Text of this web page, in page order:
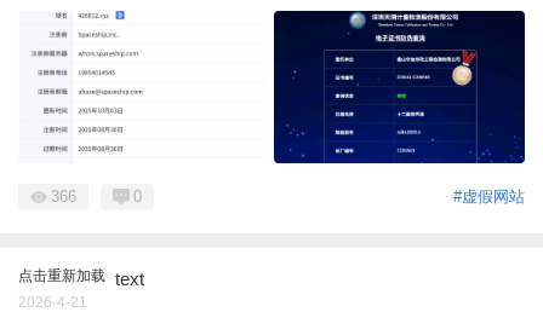
#虚假网站
366 0
点击重新加载 text
2026-4-21